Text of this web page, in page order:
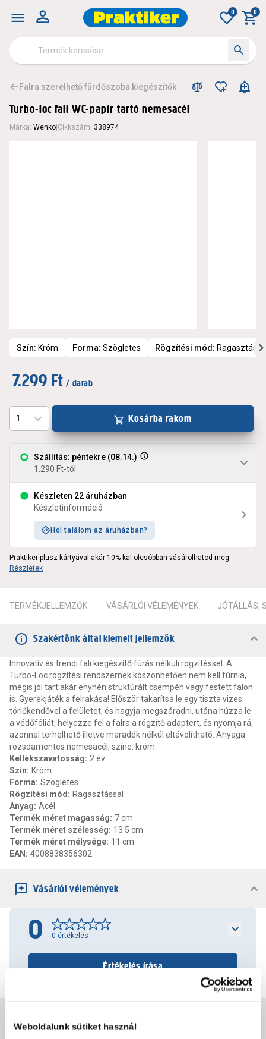
Weboldalunk sütiket használ
0 0
Falra szerelhető fürdőszoba kiegészítők
Turbo-loc fali WC-papír tartó nemesacél
Márka: Wenko Cikkszám: 338974
Szín: Króm Forma: Szögletes Rögzítési mód:
7.299 Ft / darab
Szállítás: péntekre (08.14.)
1.290 Ft-tól
Készleten 22 áruházban
Készletinformáció
Hol találom az áruházban?
1 Kosárba rakom
Praktiker plusz kártyával akár 10%-kal olcsóbban vásárolhatod meg.
Részletek
TERMÉKJELLEMZŐK VÁSÁRLÓI VÉLEMÉNYEK JÓTÁLLÁS,
Szakértőnk által kiemelt jellemzők
Innovatív és trendi fali kiegészítő fúrás nélküli rögzítéssel. A
Turbo-Loc rögzítési rendszernek köszönhetően nem kell fúrnia,
mégis jól tart akár enyhén struktúrált csempén vagy festett falon
is. Gyerekjáték a felrakása! Először takarítsa le egy tiszta vizes
törlőkendővel a felületet, és hagyja megszáradni, utána húzza le
a védőfóliát, helyezze fel a falra a rögzítő adaptert, és nyomja rá,
azonnal terhelhető illetve maradék nélkül eltávolítható. Anyaga:
rozsdamentes nemesacél, színe: króm.
Kellékszavatosság: 2 év
Szín: Króm
Forma: Szögletes
Rögzítési mód : Ragasztással
Anyag: Acél
Termék méret magasság: 7 cm
Termék méret szélesség: 13.5 cm
Termék méret mélysége: 11 cm
EAN : 4008838356302
Vásárlói vélemények
0 0 értékelés
Értékelés írása